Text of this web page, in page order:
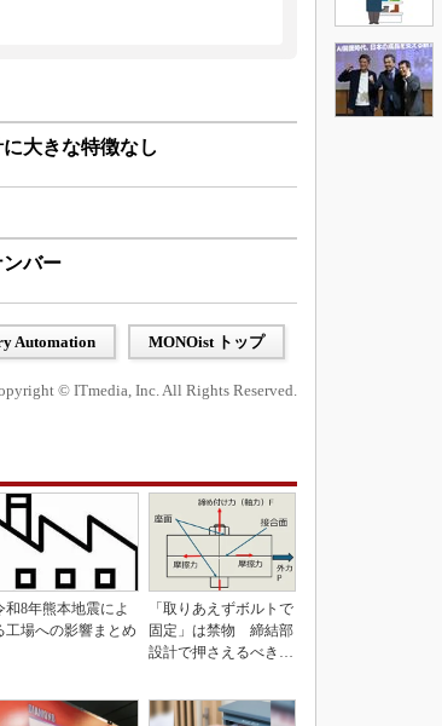
大きな特徴なし
バー
Automation MONOist トップ
© ITmedia, Inc. All Rights Reserved.
和8年熊本地震によ
工場への影響まとめ
「取りあえずボルトで
固定」は禁物 締結部
設計で押さえるべき基